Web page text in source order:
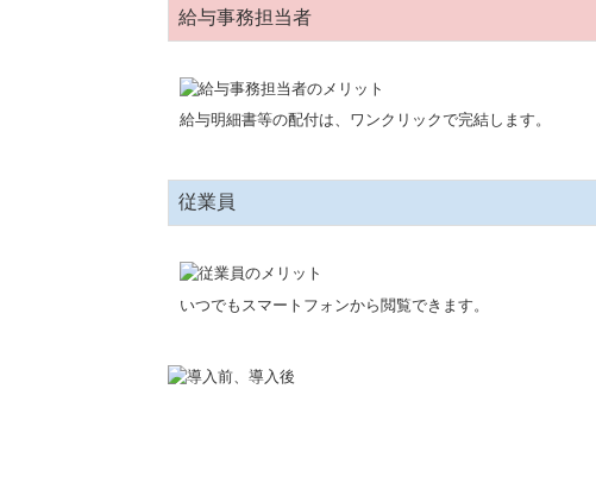
給与事務担当者
給与明細書等の配付は、ワンクリックで完結します。
従業員
いつでもスマートフォンから閲覧できます。